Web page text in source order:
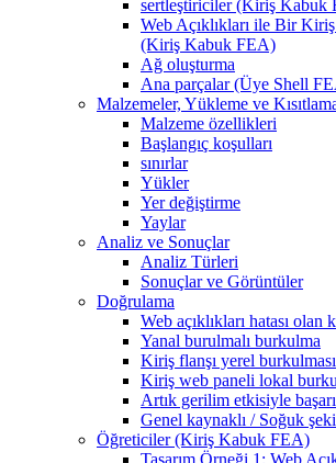
sertleştiriciler (Kiriş Kabuk
Web Açıklıkları ile Bir Kiriş
(Kiriş Kabuk FEA)
Ağ oluşturma
Ana parçalar (Üye Shell
Malzemeler, Yükleme ve
Malzeme özellikleri
Başlangıç ​​koşulları
sınırlar
Yükler
Yer değiştirme
Yaylar
Analiz ve Sonuçlar
Analiz Türleri
Sonuçlar ve Görüntüler
Doğrulama
Web açıklıkları hatası olan
Yanal burulmalı burkulma
Kiriş flanşı yerel burkulması
Kiriş web paneli lokal
Artık gerilim etkisiyle
Genel kaynaklı / Soğuk
Öğreticiler (Kiriş Kabuk FEA)